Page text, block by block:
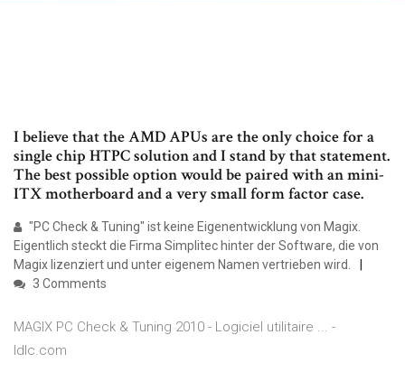
I believe that the AMD APUs are the only choice for a
single chip HTPC solution and I stand by that statement.
The best possible option would be paired with an mini-
ITX motherboard and a very small form factor case.
"PC Check & Tuning" ist keine Eigenentwicklung von Magix.
Eigentlich steckt die Firma Simplitec hinter der Software, die von
Magix lizenziert und unter eigenem Namen vertrieben wird.
3 Comments
MAGIX PC Check & Tuning 2010 - Logiciel utilitaire ... -
ldlc.com